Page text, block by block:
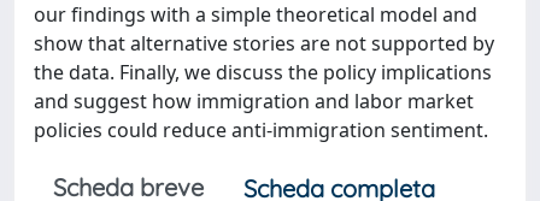
our findings with a simple theoretical model and
show that alternative stories are not supported by
the data. Finally, we discuss the policy implications
and suggest how immigration and labor market
policies could reduce anti-immigration sentiment.
Scheda breve
Scheda completa